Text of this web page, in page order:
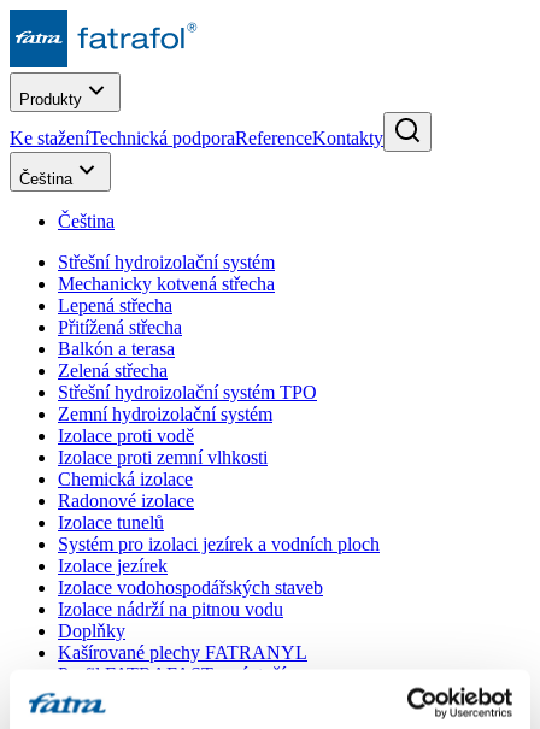
Produkty
Ke staženíTechnická podporaReferenceKontakty
Čeština
Čeština
Střešní hydroizolační systém
Mechanicky kotvená střecha
Lepená střecha
Přitížená střecha
Balkón a terasa
Zelená střecha
Střešní hydroizolační systém TPO
Zemní hydroizolační systém
Izolace proti vodě
Izolace proti zemní vlhkosti
Chemická izolace
Radonové izolace
Izolace tunelů
Systém pro izolaci jezírek a vodních ploch
Izolace jezírek
Izolace vodohospodářských staveb
Izolace nádrží na pitnou vodu
Doplňky
Kašírované plechy FATRANYL
Profil FATRAFAST s výztuží
Profil FATRAFLEX
Dlaždice FATRAFOL WALK 600